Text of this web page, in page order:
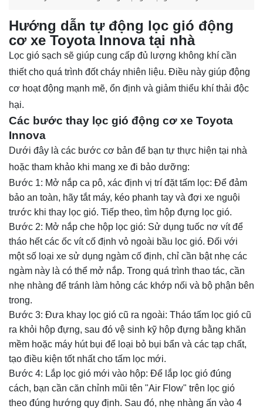
Hướng dẫn tự động lọc gió động
cơ xe Toyota Innova tại nhà
Lọc gió sạch sẽ giúp cung cấp đủ lượng không khí cần
thiết cho quá trình đốt cháy nhiên liệu. Điều này giúp động
cơ hoạt động mạnh mẽ, ổn định và giảm thiểu khí thải độc
hại.
Các bước thay lọc gió động cơ xe Toyota
Innova
Dưới đây là các bước cơ bản để bạn tự thực hiện tại nhà
hoặc tham khảo khi mang xe đi bảo dưỡng:
Bước 1: Mở nắp ca pô, xác định vị trí đặt tấm lọc: Để đảm
bảo an toàn, hãy tắt máy, kéo phanh tay và đợi xe nguội
trước khi thay lọc gió. Tiếp theo, tìm hộp đựng lọc gió.
Bước 2: Mở nắp che hộp lọc gió: Sử dụng tuốc nơ vít để
tháo hết các ốc vít cố định vỏ ngoài bầu lọc gió. Đối với
một số loại xe sử dụng ngàm cố định, chỉ cần bật nhẹ các
ngàm này là có thể mở nắp. Trong quá trình thao tác, cần
nhẹ nhàng để tránh làm hỏng các khớp nối và bộ phận bên
trong.
Bước 3: Đưa khay lọc gió cũ ra ngoài: Tháo tấm lọc gió cũ
ra khỏi hộp đựng, sau đó vệ sinh kỹ hộp đựng bằng khăn
mềm hoặc máy hút bụi để loại bỏ bụi bẩn và các tạp chất,
tạo điều kiện tốt nhất cho tấm lọc mới.
Bước 4: Lắp lọc gió mới vào hộp: Để lắp lọc gió đúng
cách, bạn cần căn chỉnh mũi tên "Air Flow" trên lọc gió
theo đúng hướng quy định. Sau đó, nhẹ nhàng ấn vào 4